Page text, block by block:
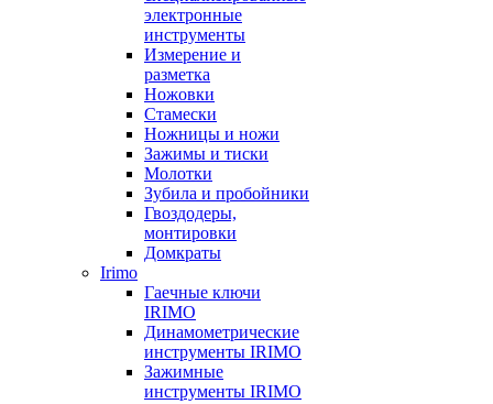
электронные
инструменты
Измерение и
разметка
Ножовки
Стамески
Ножницы и ножи
Зажимы и тиски
Молотки
Зубила и пробойники
Гвоздодеры,
монтировки
Домкраты
Irimo
Гаечные ключи
IRIMO
Динамометрические
инструменты IRIMO
Зажимные
инструменты IRIMO